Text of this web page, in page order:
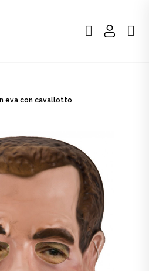
eva con cavallotto